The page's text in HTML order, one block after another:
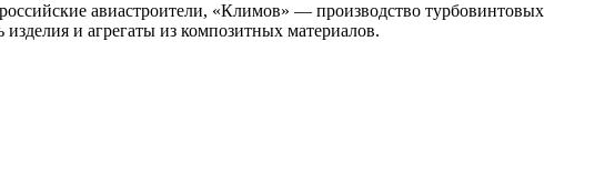
авиастроители, «Климов» — производство турбовинтовых
и агрегаты из композитных материалов.